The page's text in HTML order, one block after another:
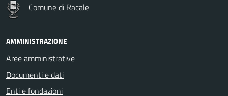
Comune di Racale
AMMINISTRAZIONE
Aree amministrative
Documenti e dati
Enti e fondazioni